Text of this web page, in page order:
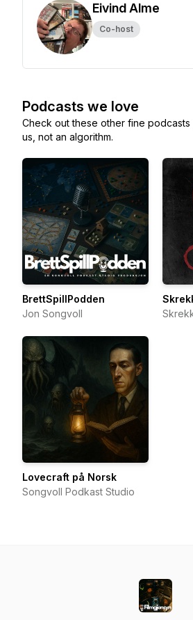
Eivind Alme
Co-host
Podcasts we love
Check out these other fine
us, not an algorithm.
BrettSpillPodden
Jon Songvoll
Lovecraft på Norsk
Songvoll Podkast Studio